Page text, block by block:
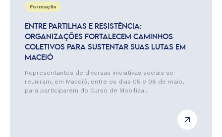
Formação
ENTRE PARTILHAS E RESISTÊNCIA:
ORGANIZAÇÕES FORTALECEM CAMINHOS
COLETIVOS PARA SUSTENTAR SUAS LUTAS EM
MACEIÓ
Representantes de diversas iniciativas sociais se
reuniram, em Maceió, entre os dias 05 e 08 de maio,
para participarem do Curso de Mobiliza...